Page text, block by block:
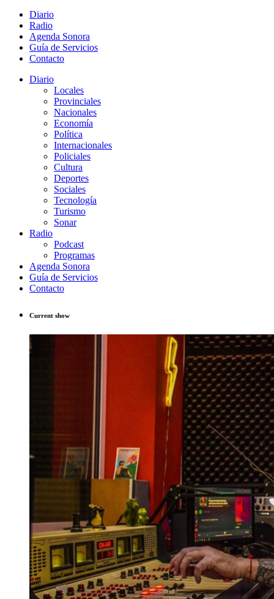
Diario
Radio
Agenda Sonora
Guía de Servicios
Contacto
Diario
Locales
Provinciales
Nacionales
Economía
Política
Internacionales
Policiales
Cultura
Deportes
Sociales
Tecnología
Turismo
Sonar
Radio
Podcast
Programas
Agenda Sonora
Guía de Servicios
Contacto
Current show